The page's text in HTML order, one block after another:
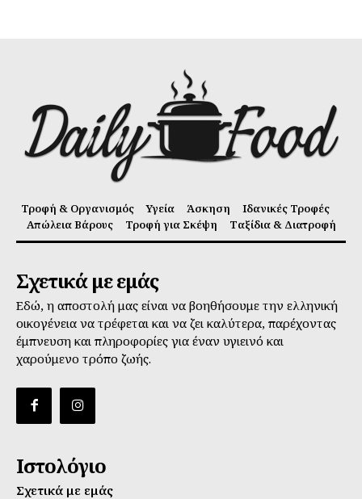
Τροφή & Οργανισμός Υγεία Άσκηση
Ιδανικές Τροφές
Απώλεια Βάρους
Τροφή για Σκέψη Ταξίδια & Διατροφή
Σχετικά με εμάς
Εδώ, η αποστολή μας είναι να βοηθήσουμε την ελληνική
οικογένεια να τρέφεται και να ζει καλύτερα, παρέχοντας
έμπνευση και πληροφορίες για έναν υγιεινό και
χαρούμενο τρόπο ζωής.
Ιστολόγιο
Σχετικά με εμάς